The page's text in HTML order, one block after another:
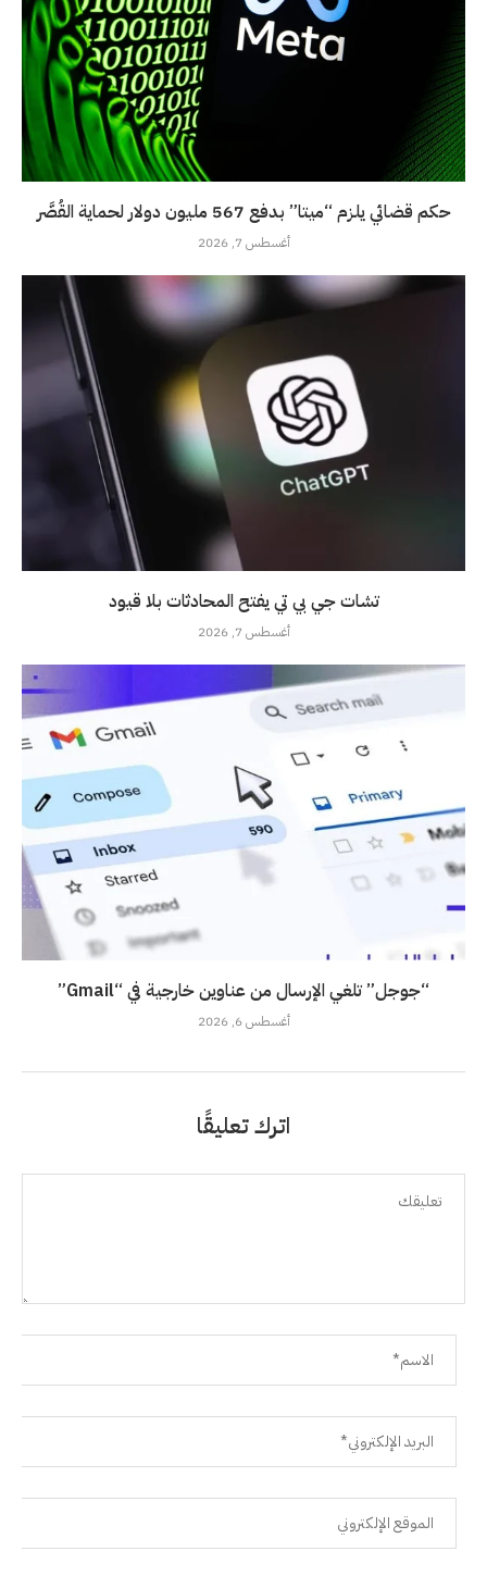
حكم قضائي يلزم “ميتا” بدفع 567 مليون دولار لحماية القُصَّر
أغسطس 7, 2026
تشات جي بي تي يفتح المحادثات بلا قيود
أغسطس 7, 2026
“جوجل” تلغي الإرسال من عناوين خارجية في “Gmail”
أغسطس 6, 2026
اترك تعليقًا